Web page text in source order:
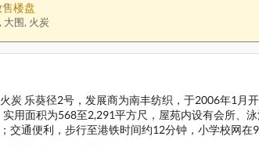
楼盘
大围, 火炭
炭 乐葵径2号，发展商为南丰纺织，于2006年1月
用面积为568至2,291平方尺，屋苑内设有会所、
交通便利，步行至港铁时间约12分钟，小学校网在